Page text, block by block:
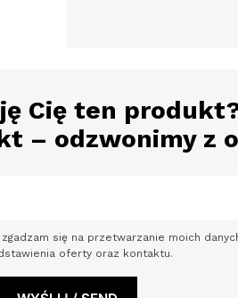
Cię ten
– odzwonimy z
się na przetwarzanie moich
oferty oraz kontaktu.